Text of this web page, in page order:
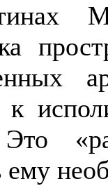
к
ему